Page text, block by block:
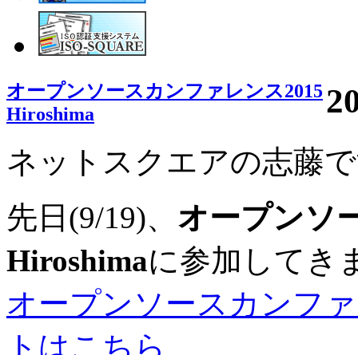
オープンソースカンファレンス2015
Hiroshima
ネットスクエアの志藤
先日(9/19)、 オープンソ
Hiroshimaに参加してき
オープンソースカンフ
トはこちら